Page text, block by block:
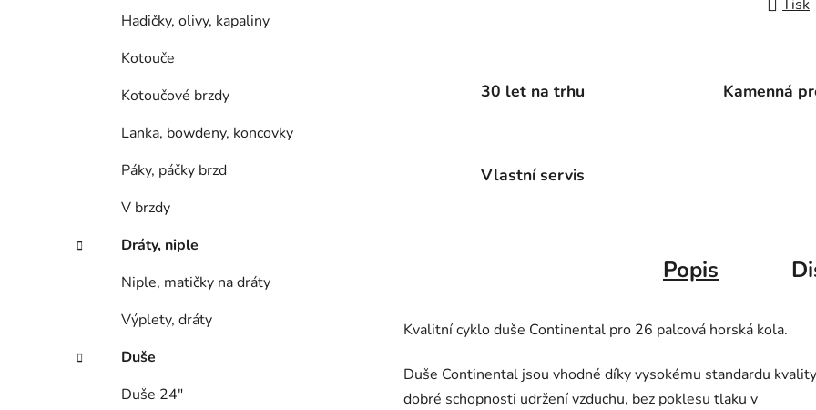
Hadičky, olivy, kapaliny
Kotouče
Kotoučové brzdy
Lanka, bowdeny, koncovky
Páky, páčky brzd
V brzdy
Dráty, niple
Niple, matičky na dráty
Výplety, dráty
Duše
Duše 24"
Tisk
30 let na trhu Kamenná
Vlastní servis
Popis
Kvalitní cyklo duše Continental pro 26 palcová horská kola.
Duše Continental jsou vhodné díky vysokému standardu
dobré schopnosti udržení vzduchu, bez poklesu tlaku v